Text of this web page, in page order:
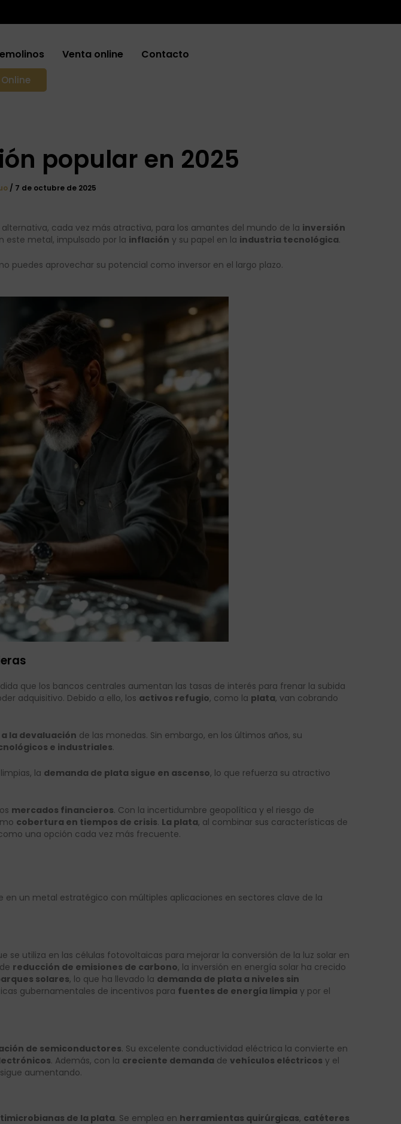
Venta online Contacto
popular en 2025
/ 7 de octubre de 2025
cada vez más atractiva, para los amantes del mundo de la inversión
este metal, impulsado por la inflación y su papel en la industria tecnológica.
puedes aprovechar su potencial como inversor en el largo plazo.
que los bancos centrales aumentan las tasas de interés para frenar la subida
adquisitivo. Debido a ello, los activos refugio, como la plata, van cobrando
la devaluación de las monedas. Sin embargo, en los últimos años, su
e industriales.
la demanda de plata sigue en ascenso, lo que refuerza su atractivo
mercados financieros. Con la incertidumbre geopolítica y el riesgo de
cobertura en tiempos de crisis. La plata, al combinar sus características de
una opción cada vez más frecuente.
en un metal estratégico con múltiples aplicaciones en sectores clave de la
se utiliza en las células fotovoltaicas para mejorar la conversión de la luz solar en
reducción de emisiones de carbono, la inversión en energía solar ha crecido
solares, lo que ha llevado la demanda de plata a niveles sin
gubernamentales de incentivos para fuentes de energía limpia y por el
de semiconductores. Su excelente conductividad eléctrica la convierte en
. Además, con la creciente demanda de vehículos eléctricos y el
aumentando.
de la plata. Se emplea en herramientas quirúrgicas, catéteres